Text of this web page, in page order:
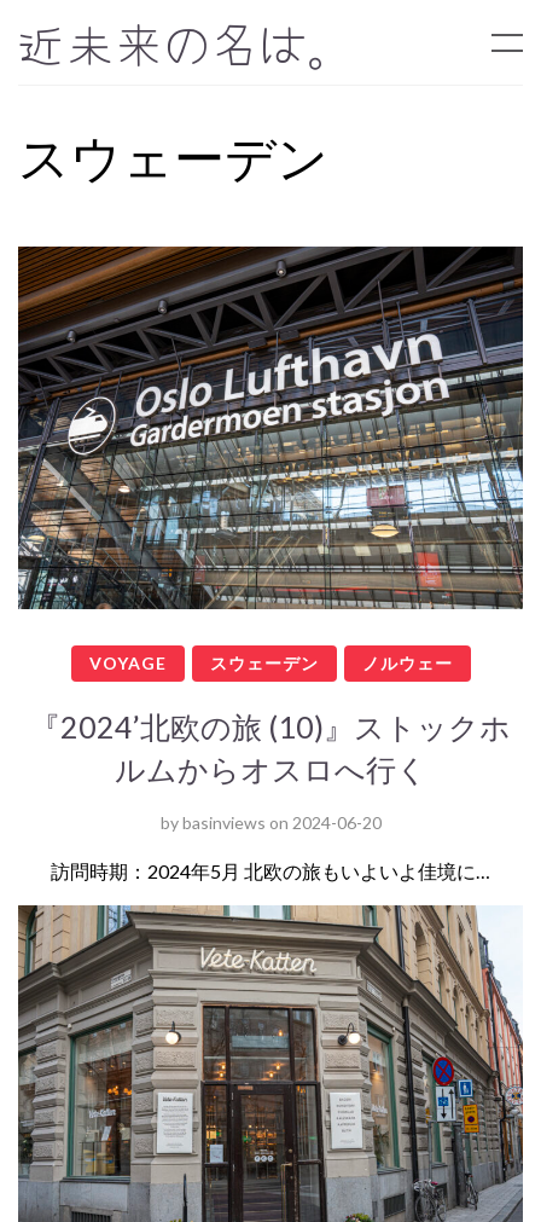
近未来の名は。
スウェーデン
VOYAGE スウェーデン ノルウェー
『2024’北欧の旅 (10)』ストックホ
ルムからオスロへ行く
bybasinviews on 2024-06-20
訪問時期：2024年5月 北欧の旅もいよいよ佳境に…